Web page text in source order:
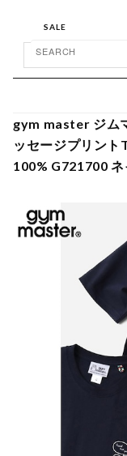
SALE
gym master ジム
ッセージプリント
100% G721700